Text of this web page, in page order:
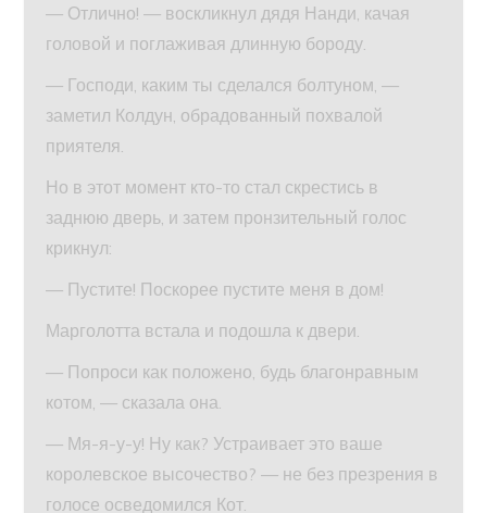
— Отлично! — воскликнул дядя Нанди, качая
головой и поглаживая длинную бороду.
— Господи, каким ты сделался болтуном, —
заметил Колдун, обрадованный похвалой
приятеля.
Но в этот момент кто-то стал скрестись в
заднюю дверь, и затем пронзительный голос
крикнул:
— Пустите! Поскорее пустите меня в дом!
Марголотта встала и подошла к двери.
— Попроси как положено, будь благонравным
котом, — сказала она.
— Мя-я-у-у! Ну как? Устраивает это ваше
королевское высочество? — не без презрения в
голосе осведомился Кот.